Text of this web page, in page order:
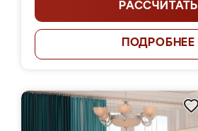
РАССЧИТАТЬ
ПОДРОБНЕЕ